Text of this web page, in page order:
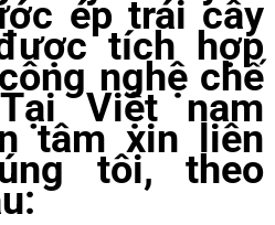
ép trái cây
tích hợp
nghệ chế
Việt nam
tâm xin liên
tôi, theo